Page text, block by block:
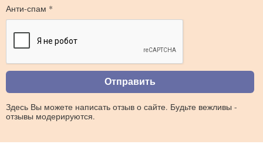
Анти-спам *
Здесь Вы можете написать отзыв о сайте. Будьте вежливы -
отзывы модерируются.